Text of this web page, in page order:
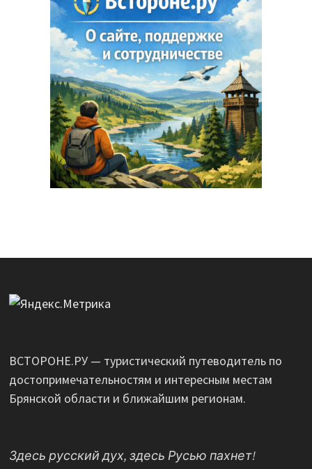
ВСТОРОНЕ.РУ — туристический путеводитель по
достопримечательностям и интересным местам
Брянской области и ближайшим регионам.
Здесь русский дух, здесь Русью пахнет!